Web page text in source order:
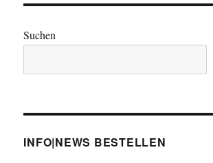
Suchen
INFO|NEWS BESTELLEN